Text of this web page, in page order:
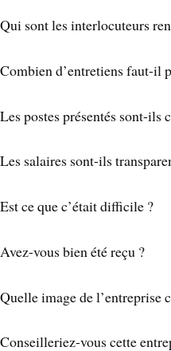
sont les interlocuteurs
d’entretiens faut-il
postes présentés sont-ils
salaires sont-ils
ce que c’était difficile ?
vous bien été reçu ?
image de l’entreprise
vous cette